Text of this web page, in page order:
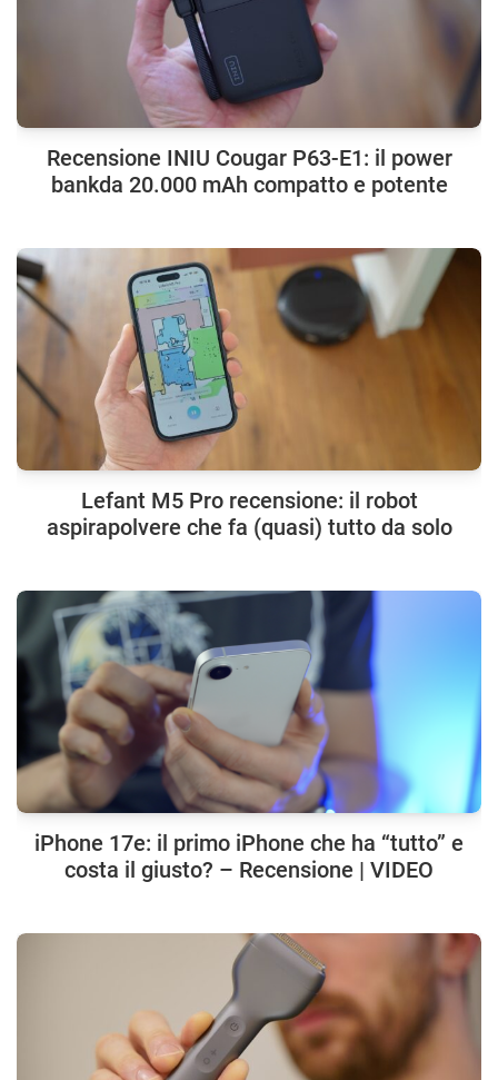
Recensione INIU Cougar P63-E1: il power
bankda 20.000 mAh compatto e potente
Lefant M5 Pro recensione: il robot
aspirapolvere che fa (quasi) tutto da solo
iPhone 17e: il primo iPhone che ha “tutto” e
costa il giusto? – Recensione | VIDEO